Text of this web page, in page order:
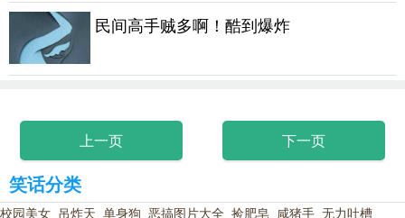
民间高手贼多啊！酷到爆炸
上一页 下一页
笑话分类
校园美女 吊炸天 单身狗 恶搞图片大全 捡肥皂 咸猪手 无力吐槽